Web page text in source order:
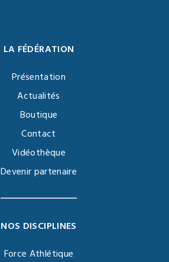
LA FÉDÉRATION
Présentation
Actualités
Boutique
Contact
Vidéothèque
Devenir partenaire
NOS DISCIPLINES
Force Athlétique